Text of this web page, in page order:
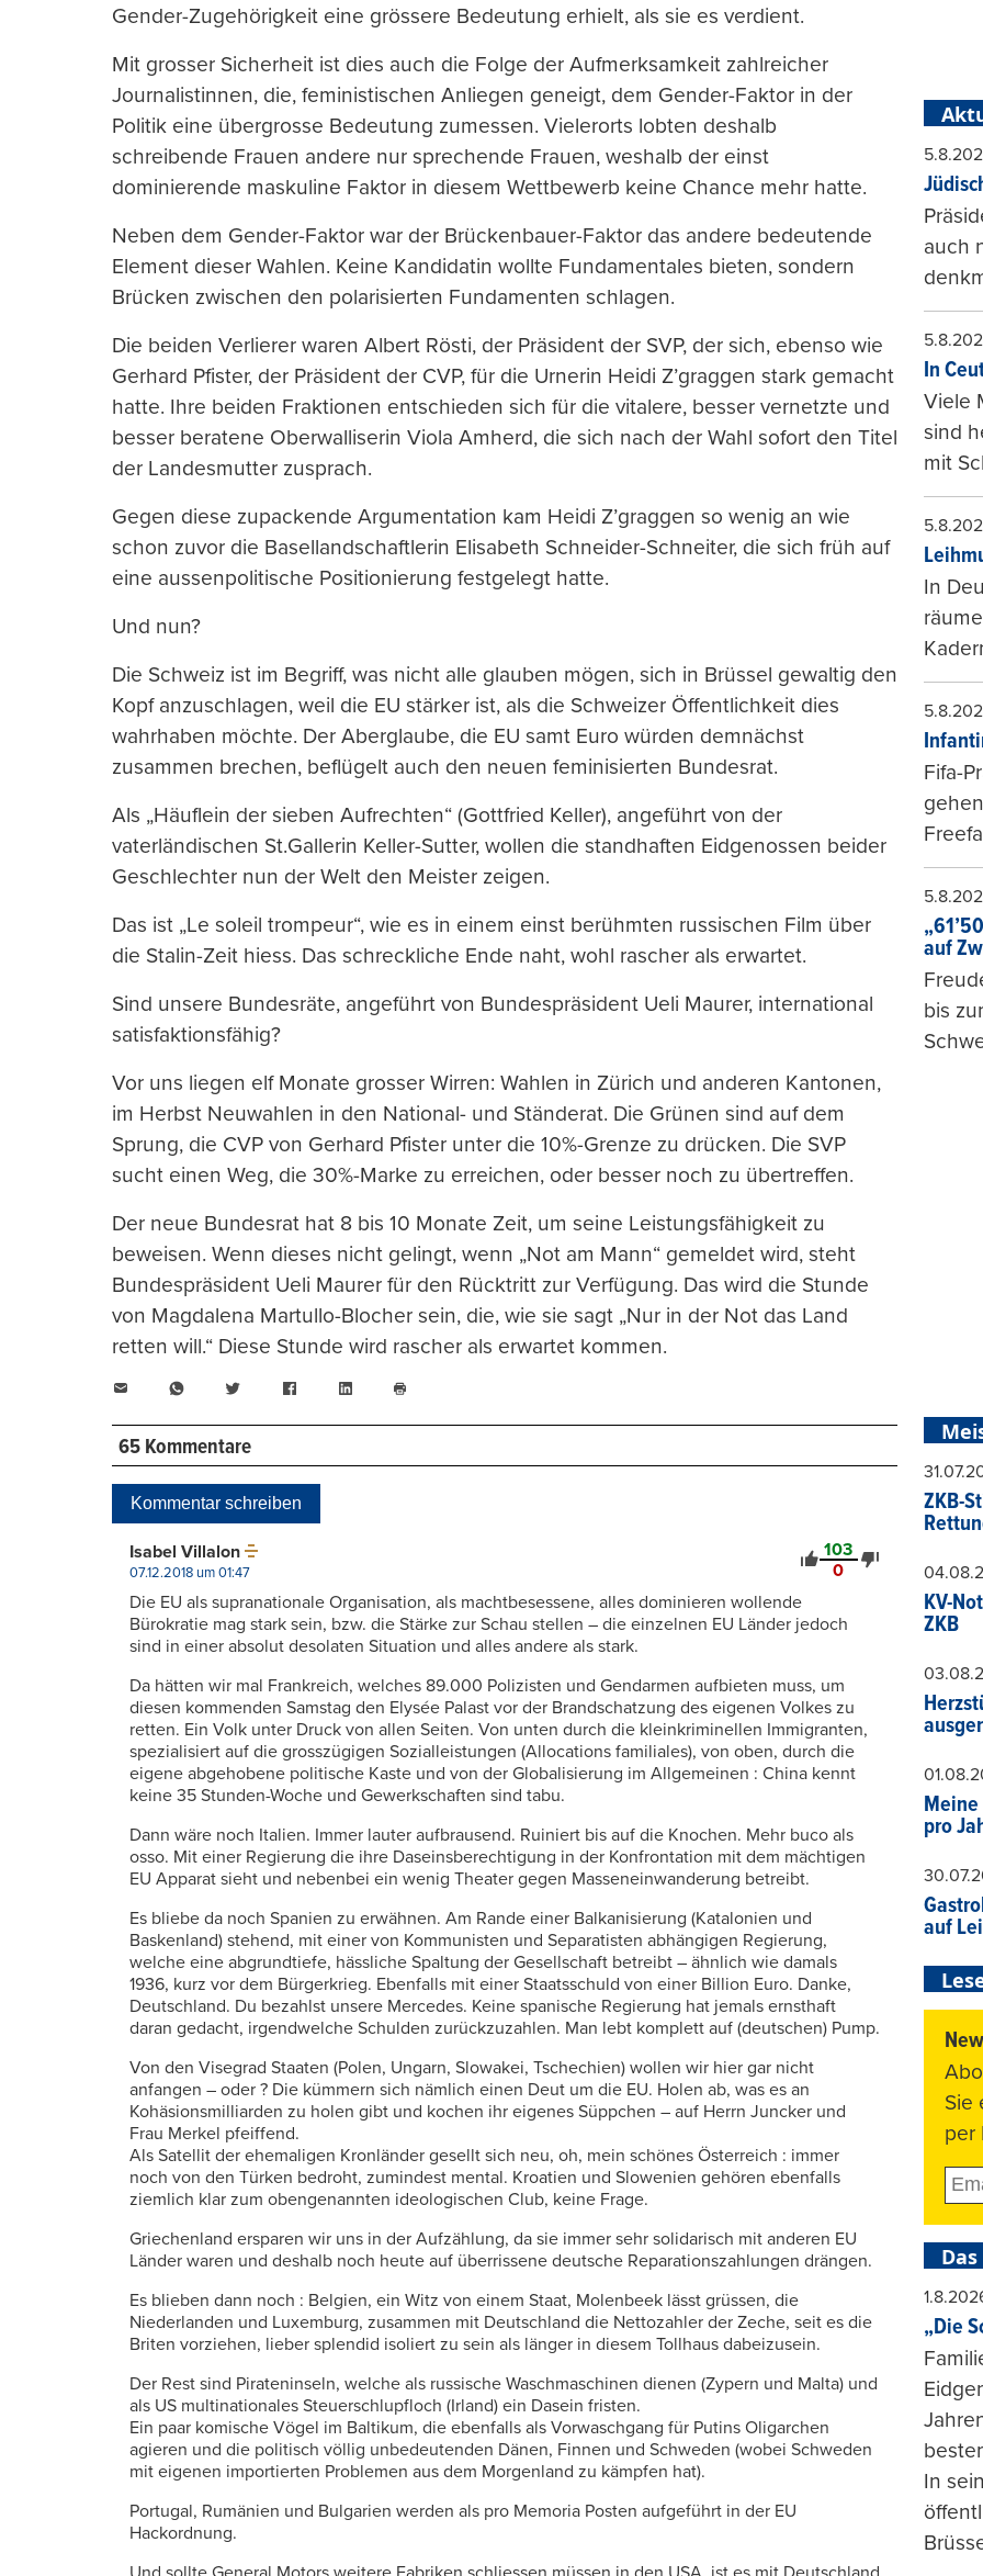
Gender-Zugehörigkeit eine grössere Bedeutung erhielt, als sie es verdient.
Mit grosser Sicherheit ist dies auch die Folge der Aufmerksamkeit zahlreicher
Journalistinnen, die, feministischen Anliegen geneigt, dem Gender-Faktor in der
Politik eine übergrosse Bedeutung zumessen. Vielerorts lobten deshalb
schreibende Frauen andere nur sprechende Frauen, weshalb der einst
dominierende maskuline Faktor in diesem Wettbewerb keine Chance mehr hatte.
Neben dem Gender-Faktor war der Brückenbauer-Faktor das andere bedeutende
Element dieser Wahlen. Keine Kandidatin wollte Fundamentales bieten, sondern
Brücken zwischen den polarisierten Fundamenten schlagen.
Die beiden Verlierer waren Albert Rösti, der Präsident der SVP, der sich, ebenso wie
Gerhard Pfister, der Präsident der CVP, für die Urnerin Heidi Z’graggen stark gemacht
hatte. Ihre beiden Fraktionen entschieden sich für die vitalere, besser vernetzte und
besser beratene Oberwalliserin Viola Amherd, die sich nach der Wahl sofort den Titel
der Landesmutter zusprach.
Gegen diese zupackende Argumentation kam Heidi Z’graggen so wenig an wie
schon zuvor die Basellandschaftlerin Elisabeth Schneider-Schneiter, die sich früh auf
eine aussenpolitische Positionierung festgelegt hatte.
Und nun?
Die Schweiz ist im Begriff, was nicht alle glauben mögen, sich in Brüssel gewaltig den
Kopf anzuschlagen, weil die EU stärker ist, als die Schweizer Öffentlichkeit dies
wahrhaben möchte. Der Aberglaube, die EU samt Euro würden demnächst
zusammen brechen, beflügelt auch den neuen feminisierten Bundesrat.
Als „Häuflein der sieben Aufrechten“ (Gottfried Keller), angeführt von der
vaterländischen St.Gallerin Keller-Sutter, wollen die standhaften Eidgenossen beider
Geschlechter nun der Welt den Meister zeigen.
Das ist „Le soleil trompeur“, wie es in einem einst berühmten russischen Film über
die Stalin-Zeit hiess. Das schreckliche Ende naht, wohl rascher als erwartet.
Sind unsere Bundesräte, angeführt von Bundespräsident Ueli Maurer, international
satisfaktionsfähig?
Vor uns liegen elf Monate grosser Wirren: Wahlen in Zürich und anderen Kantonen,
im Herbst Neuwahlen in den National- und Ständerat. Die Grünen sind auf dem
Sprung, die CVP von Gerhard Pfister unter die 10%-Grenze zu drücken. Die SVP
sucht einen Weg, die 30%-Marke zu erreichen, oder besser noch zu übertreffen.
Der neue Bundesrat hat 8 bis 10 Monate Zeit, um seine Leistungsfähigkeit zu
beweisen. Wenn dieses nicht gelingt, wenn „Not am Mann“ gemeldet wird, steht
Bundespräsident Ueli Maurer für den Rücktritt zur Verfügung. Das wird die Stunde
von Magdalena Martullo-Blocher sein, die, wie sie sagt „Nur in der Not das Land
retten will.“ Diese Stunde wird rascher als erwartet kommen.
WhatsAppTwitter FacebookLinkedIn
drucken
65 Kommentare
Kommentar schreiben
103
0
Isabel Villalon
07.12.2018 um 01:47
Die EU als supranationale Organisation, als machtbesessene, alles dominieren wollende
Bürokratie mag stark sein, bzw. die Stärke zur Schau stellen – die einzelnen EU Länder jedoch
sind in einer absolut desolaten Situation und alles andere als stark.
Da hätten wir mal Frankreich, welches 89.000 Polizisten und Gendarmen aufbieten muss, um
diesen kommenden Samstag den Elysée Palast vor der Brandschatzung des eigenen Volkes zu
retten. Ein Volk unter Druck von allen Seiten. Von unten durch die kleinkriminellen Immigranten,
spezialisiert auf die grosszügigen Sozialleistungen (Allocations familiales), von oben, durch die
eigene abgehobene politische Kaste und von der Globalisierung im Allgemeinen : China kennt
keine 35 Stunden-Woche und Gewerkschaften sind tabu.
Dann wäre noch Italien. Immer lauter aufbrausend. Ruiniert bis auf die Knochen. Mehr buco als
osso. Mit einer Regierung die ihre Daseinsberechtigung in der Konfrontation mit dem mächtigen
EU Apparat sieht und nebenbei ein wenig Theater gegen Masseneinwanderung betreibt.
Es bliebe da noch Spanien zu erwähnen. Am Rande einer Balkanisierung (Katalonien und
Baskenland) stehend, mit einer von Kommunisten und Separatisten abhängigen Regierung,
welche eine abgrundtiefe, hässliche Spaltung der Gesellschaft betreibt – ähnlich wie damals
1936, kurz vor dem Bürgerkrieg. Ebenfalls mit einer Staatsschuld von einer Billion Euro. Danke,
Deutschland. Du bezahlst unsere Mercedes. Keine spanische Regierung hat jemals ernsthaft
daran gedacht, irgendwelche Schulden zurückzuzahlen. Man lebt komplett auf (deutschen) Pump.
Von den Visegrad Staaten (Polen, Ungarn, Slowakei, Tschechien) wollen wir hier gar nicht
anfangen – oder ? Die kümmern sich nämlich einen Deut um die EU. Holen ab, was es an
Kohäsionsmilliarden zu holen gibt und kochen ihr eigenes Süppchen – auf Herrn Juncker und
Frau Merkel pfeiffend.
Als Satellit der ehemaligen Kronländer gesellt sich neu, oh, mein schönes Österreich : immer
noch von den Türken bedroht, zumindest mental. Kroatien und Slowenien gehören ebenfalls
ziemlich klar zum obengenannten ideologischen Club, keine Frage.
Griechenland ersparen wir uns in der Aufzählung, da sie immer sehr solidarisch mit anderen EU
Länder waren und deshalb noch heute auf überrissene deutsche Reparationszahlungen drängen.
Es blieben dann noch : Belgien, ein Witz von einem Staat, Molenbeek lässt grüssen, die
Niederlanden und Luxemburg, zusammen mit Deutschland die Nettozahler der Zeche, seit es die
Briten vorziehen, lieber splendid isoliert zu sein als länger in diesem Tollhaus dabeizusein.
Der Rest sind Pirateninseln, welche als russische Waschmaschinen dienen (Zypern und Malta) und
als US multinationales Steuerschlupfloch (Irland) ein Dasein fristen.
Ein paar komische Vögel im Baltikum, die ebenfalls als Vorwaschgang für Putins Oligarchen
agieren und die politisch völlig unbedeutenden Dänen, Finnen und Schweden (wobei Schweden
mit eigenen importierten Problemen aus dem Morgenland zu kämpfen hat).
Portugal, Rumänien und Bulgarien werden als pro Memoria Posten aufgeführt in der EU
Hackordnung.
auch
In
Viele
sind
mit
In
Fifa-
auf
bis
ZKB-
KV-
ZKB
pro
auf
Sie
per
„Die
In